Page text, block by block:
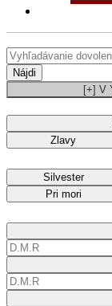
Nájdi
Zlavy
Silvester
Pri mori